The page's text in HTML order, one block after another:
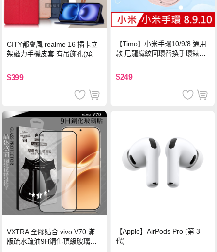
CITY都會風 realme 16 插卡立
架磁力手機皮套 有吊飾孔(承諾
$399
【Timo】小米手環10/9/8 通用
款 尼龍織紋回環替換手環錶帶-
$249
VXTRA 全膠貼合 vivo V70 滿
版疏水疏油9H鋼化頂級玻璃貼
【Apple】AirPods Pro (第 3
代)